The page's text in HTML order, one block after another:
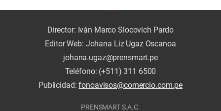
Director: Iván Marco Slocovich Pardo
Editor Web: Johana Liz Ugaz Oscanoa
johana.ugaz@prensmart.pe
Teléfono: (+511) 311 6500
Publicidad:fonoavisos@comercio.com.pe
PRENSMART S.A.C.